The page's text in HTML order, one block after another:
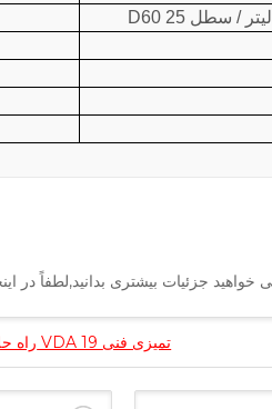
D60 25 لیتر / سطل
راه حل های تجزیه و تحلیل خودرو برای قطعات VDA 19 تمیزی فنی